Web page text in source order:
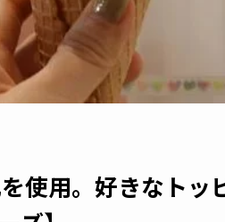
使用。好きなトッ